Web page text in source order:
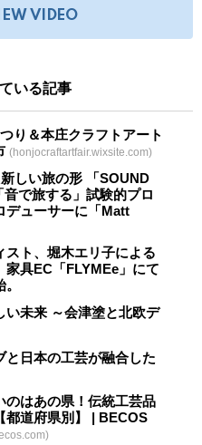
VIDEO
いる記事
り＆本庄クラフトアート
(honjocraftartfair.wixsite.com)
しい旅の形 「SOUND
で旅する」試験的プロ
デューサーに「Matt
スト、堀木エリ子による
家具EC「FLYMEe」にて
い未来 ～会津塗と北欧デ
と日本の工芸が融合した
のはあの県！伝統工芸品
都道府県別】 | BECOS